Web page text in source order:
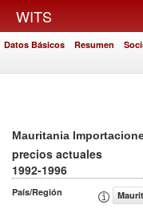
WITS
Datos Básicos Resumen
Mauritania
precios actuales
1992-1996
País/Región